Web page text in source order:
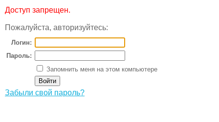
Доступ запрещен.
Пожалуйста, авторизуйтесь:
Логин:
Пароль:
Запомнить меня на этом компьютере
Забыли свой пароль?